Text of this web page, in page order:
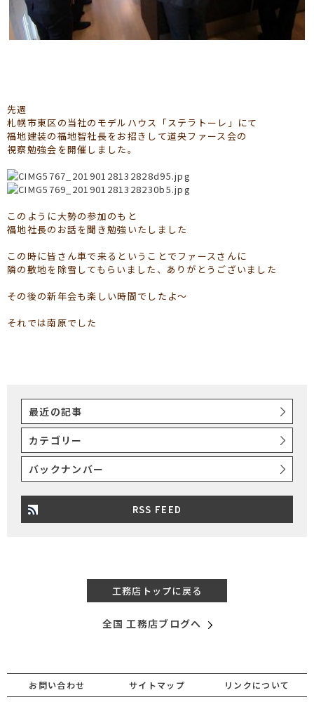
先週
札幌市東区の当社のモデルハウス「ステラトーレ」にて
福地建装の福地智社長をお招きして道央ファース会の
視察勉強会を開催しました。
このように大勢の参加のもと
福地社長のお話を聞き勉強いたしました
この時に皆さん車で来るということでファースさんに
隣の敷地を除雪してもらいました、ありがとうございました
その後の新年会も楽しい時間でしたよ～
それでは南原でした
最近の記事
カテゴリー
バックナンバー
RSS FEED
工務店トップに戻る
全国 工務店ブログへ
お問い合わせ サイトマップ リンクについて